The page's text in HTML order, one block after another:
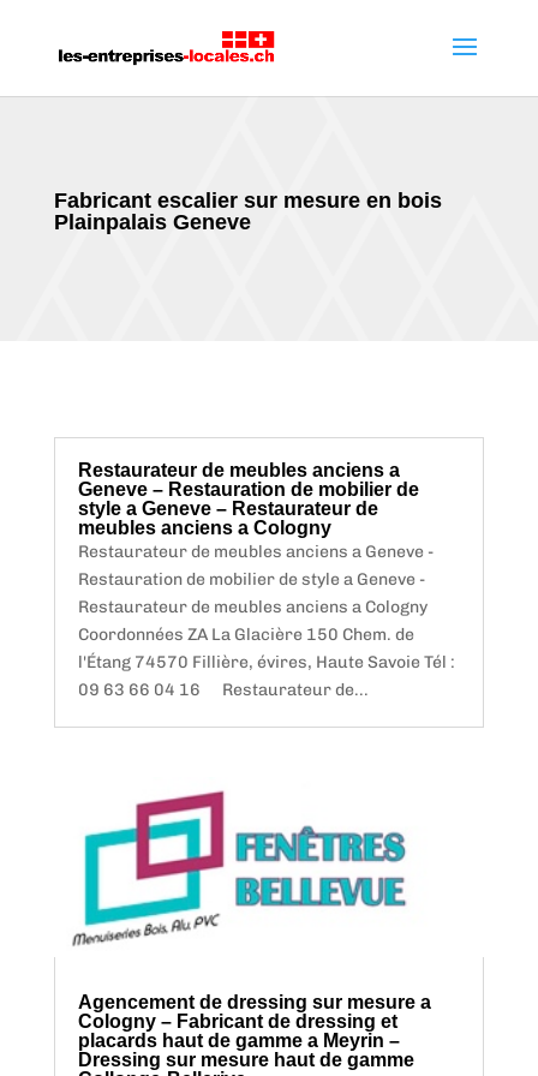
Fabricant escalier sur mesure en bois
Plainpalais Geneve
Restaurateur de meubles anciens a
Geneve – Restauration de mobilier de
style a Geneve – Restaurateur de
meubles anciens a Cologny
Restaurateur de meubles anciens a Geneve -
Restauration de mobilier de style a Geneve -
Restaurateur de meubles anciens a Cologny
Coordonnées ZA La Glacière 150 Chem. de
l'Étang 74570 Fillière, évires, Haute Savoie Tél :
09 63 66 04 16 Restaurateur de...
Agencement de dressing sur mesure a
Cologny – Fabricant de dressing et
placards haut de gamme a Meyrin –
Dressing sur mesure haut de gamme